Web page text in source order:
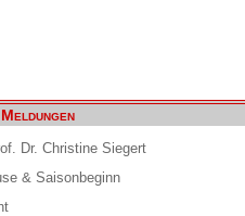
Dr. Christine Siegert
& Saisonbeginn